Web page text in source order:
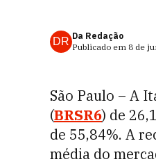
DR Da Redação
Publicado em 8 de
São Paulo – A
(BRSR6) de
de 55,84%. A
média do